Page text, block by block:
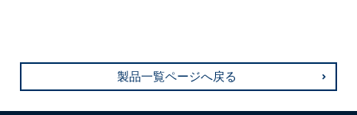
製品一覧ページへ戻る